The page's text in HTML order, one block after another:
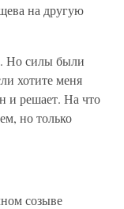
на другую
Но силы были
хотите меня
и решает. На что
но только
созыве